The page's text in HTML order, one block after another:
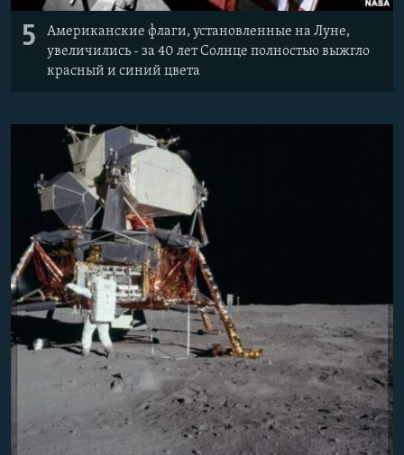
5
Американские флаги, установленные на Луне,
увеличились - за 40 лет Солнце полностью выжгло
красный и синий цвета